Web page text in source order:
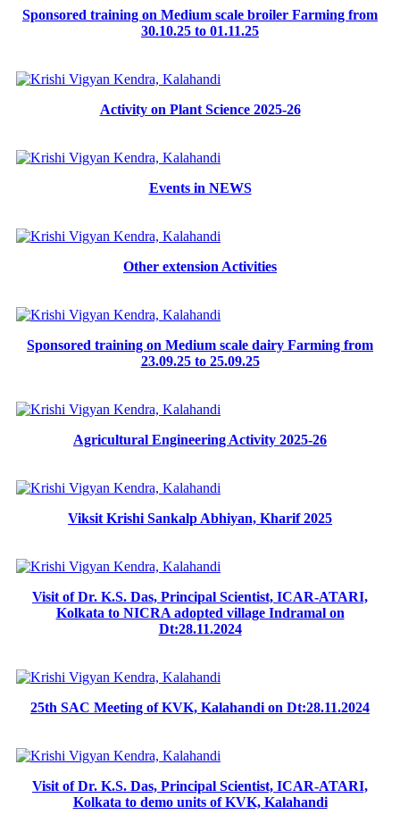
Sponsored training on Medium scale broiler Farming from
30.10.25 to 01.11.25
Activity on Plant Science 2025-26
Events in NEWS
Other extension Activities
Sponsored training on Medium scale dairy Farming from
23.09.25 to 25.09.25
Agricultural Engineering Activity 2025-26
Viksit Krishi Sankalp Abhiyan, Kharif 2025
Visit of Dr. K.S. Das, Principal Scientist, ICAR-ATARI,
Kolkata to NICRA adopted village Indramal on
Dt:28.11.2024
25th SAC Meeting of KVK, Kalahandi on Dt:28.11.2024
Visit of Dr. K.S. Das, Principal Scientist, ICAR-ATARI,
Kolkata to demo units of KVK, Kalahandi